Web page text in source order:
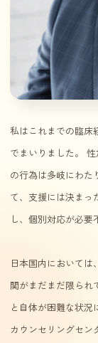
私はこれまでの臨床
でまいりました。
の行為は多岐にわた
て、支援には決まっ
し、個別対応が必要
日本国内において
関がまだまだ限られ
と自体が困難な状
カウンセリングセン